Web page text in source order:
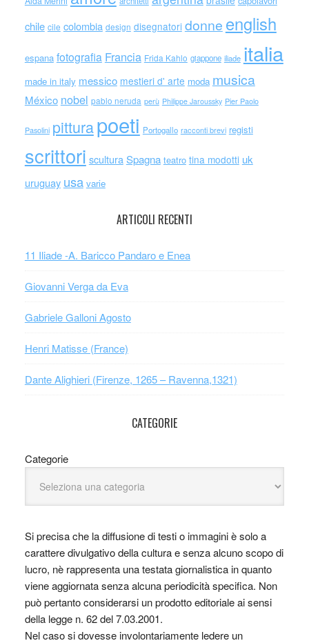
chile cile colombia design disegnatori donne english
espana fotografia Francia Frida Kahlo giappone iliade italia
made in italy messico mestieri d' arte moda musica
México nobel pablo neruda perù Philippe Jaroussky Pier Paolo
Pasolini pitturapoeti Portogallo racconti brevi registi
scrittori scultura Spagna teatro tina modotti uk
uruguay usa varie
ARTICOLI RECENTI
11 Iliade -A. Baricco Pandaro e Enea
Giovanni Verga da Eva
Gabriele Galloni Agosto
Henri Matisse (France)
Dante Alighieri (Firenze, 1265 – Ravenna,1321)
CATEGORIE
Categorie
Si precisa che la diffusione di testi o immagini è solo a
carattere divulgativo della cultura e senza alcuno scopo di
lucro, nè rappresenta una testata giornalistica in quanto
viene aggiornata senza alcuna periodicità specifica. Non
può pertanto considerarsi un prodotto editoriale ai sensi
della legge n. 62 del 7.03.2001.
Nel caso si dovesse involontariamente ledere un